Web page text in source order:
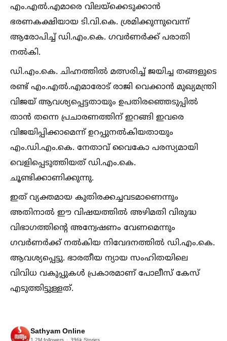
എം.എല്‍.എമാരെ വിലയ്ക്കെടുക്കാന്‍
ഭരണകക്ഷിയായ ടി.വി.കെ. ശ്രമിക്കുന്നുവെന്ന്
ആരോപിച്ച്‌ ഡി.എം.കെ. ഗവര്‍ണര്‍ക്ക് പരാതി
നല്‍കി.
ഡി.എം.കെ. ചിഹ്നത്തില്‍ മത്സരിച്ച്‌ ജയിച്ച തങ്ങളുടെ
രണ്ട് എം.എല്‍.എമാരോട് രാജി വെക്കാന്‍ മുഖ്യമന്ത്രി
വിജയ് ആവശ്യപ്പെട്ടതായും ഉപതിരഞ്ഞെടുപ്പില്‍
താന്‍ തന്നെ പ്രചാരണത്തിന് ഇറങ്ങി ഇവരെ
വിജയിപ്പിക്കാമെന്ന് ഉറപ്പുനല്‍കിയതായും
എം.ഡി.എം.കെ. നേതാവ് വൈകോ പരസ്യമായി
വെളിപ്പെടുത്തിയത് ഡി.എം.കെ.
ചൂണ്ടിക്കാണിക്കുന്നു.
ഇത് വ്യക്തമായ കുതിരക്കച്ചവടമാണെന്നും
അതിനാല്‍ ഈ വിഷയത്തില്‍ അഴിമതി വിരുദ്ധ
വിഭാഗത്തിന്റെ അന്വേഷണം വേണമെന്നും
ഗവര്‍ണര്‍ക്ക് നല്‍കിയ നിവേദനത്തില്‍ ഡി.എം.കെ.
ആവശ്യപ്പെട്ടു. ഭാരതീയ ന്യായ സംഹിതയിലെ
വിവിധ വകുപ്പുകള്‍ പ്രകാരമാണ് പോലീസ് കേസ്
എടുത്തിട്ടുള്ളത്.
Sathyam Online